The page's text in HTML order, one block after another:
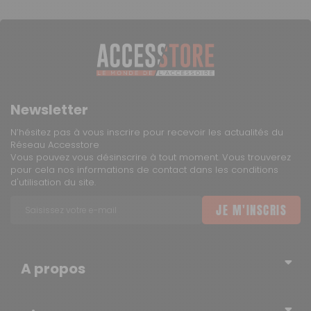
Retour simple sous 14 jours :
Vous avez changé d'avis ?
Retournez nous vos achats en utilisant le bon de retour.
Newsletter
N’hésitez pas à vous inscrire pour recevoir les actualités du
Réseau Accesstore
Vous pouvez vous désinscrire à tout moment. Vous trouverez
pour cela nos informations de contact dans les conditions
d'utilisation du site.
JE M'INSCRIS
A propos